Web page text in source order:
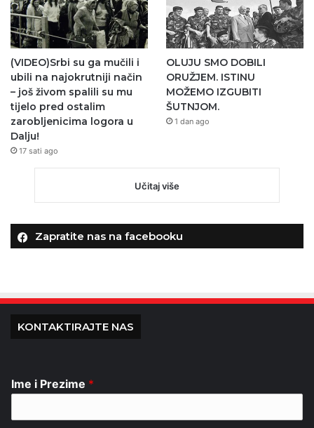
(VIDEO)Srbi su ga mučili i
ubili na najokrutniji način
– još živom spalili su mu
tijelo pred ostalim
zarobljenicima logora u
Dalju!
17 sati ago
OLUJU SMO DOBILI
ORUŽJEM. ISTINU
MOŽEMO IZGUBITI
ŠUTNJOM.
1 dan ago
Učitaj više
Zapratite nas na facebooku
KONTAKTIRAJTE NAS
Ime i Prezime *